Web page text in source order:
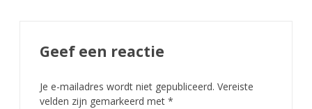
Geef een reactie
Je e-mailadres wordt niet gepubliceerd. Vereiste
velden zijn gemarkeerd met *